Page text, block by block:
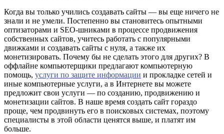
Когда вы только учились создавать сайты — вы еще ничего не
знали и не умели. Постепенно вы становитесь опытными
оптизаторами и SEO-шниками в процессе продвижения
собственных сайтов, учитесь работать с популярными
движками и создавать сайты с нуля, а также их
монетизировать. Почему бы не сделать этого для других? В
оффлайне компьютерщики предлагают компьютерную
помощь, услуги по защите информации и прокладке сетей и
иные компьютерные услуги, а в Интернете вы можете
предложит свои услуги — по созданию, продвижению и
монетизации сайтов. В наше время создать сайт гораздо
проще, чем продвинуть его в поисковых системах, поэтому
специалисты в этой области ценятся выше, и платят им
больше.